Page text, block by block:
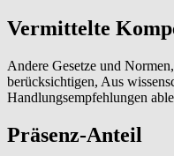
Vermittelte
Andere Gesetze und
berücksichtigen, Aus
Handlungsempfehlungen
Präsenz-Anteil